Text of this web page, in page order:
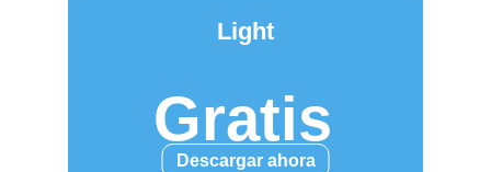
Light
Gratis
Descargar ahora